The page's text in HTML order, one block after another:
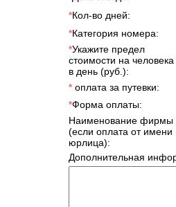
*Кол-во дней:
*Категория номера:
*Укажите предел
стоимости на человека
в день (руб.):
*оплата за путевки:
*Форма оплаты:
Наименование фирмы
(если оплата от имени
юрлица):
Дополнительная